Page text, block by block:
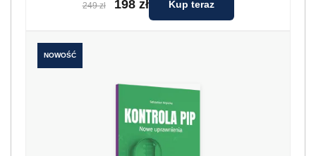
249 zł 198 zł Kup teraz
NOWOŚĆ